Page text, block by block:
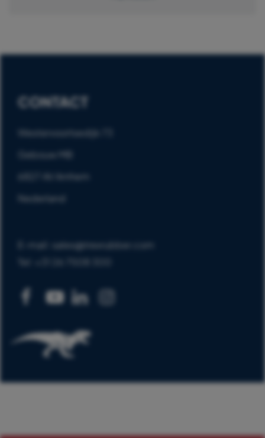
CONTACT
Westervoortsedijk 73
Gebouw MB
6827 AV Arnhem
Nederland
E-mail: sales@trexrubber.com